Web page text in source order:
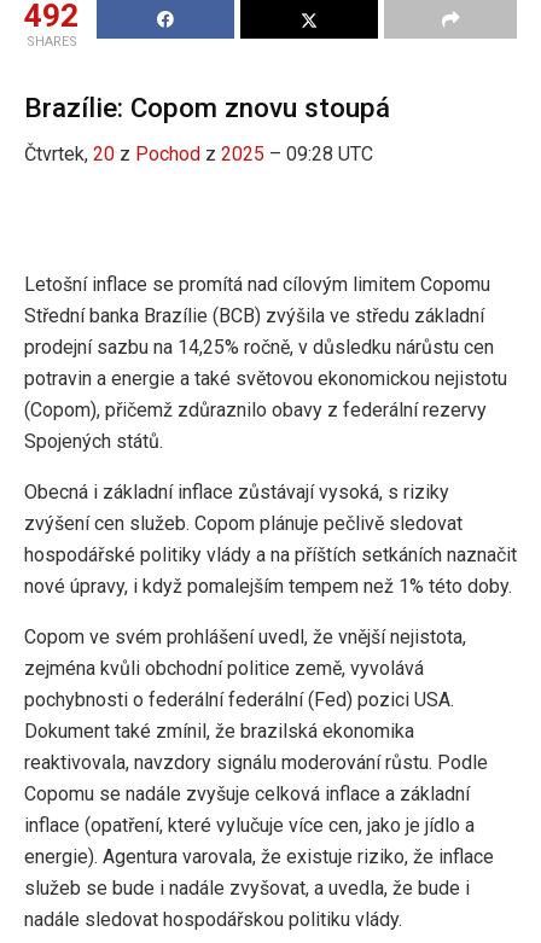
492
SHARES
Brazílie: Copom znovu stoupá
Čtvrtek, 20 z Pochod z 2025 – 09:28 UTC
Letošní inflace se promítá nad cílovým limitem Copomu
Střední banka Brazílie (BCB) zvýšila ve středu základní
prodejní sazbu na 14,25% ročně, v důsledku nárůstu cen
potravin a energie a také světovou ekonomickou nejistotu
(Copom), přičemž zdůraznilo obavy z federální rezervy
Spojených států.
Obecná i základní inflace zůstávají vysoká, s riziky
zvýšení cen služeb. Copom plánuje pečlivě sledovat
hospodářské politiky vlády a na příštích setkáních naznačit
nové úpravy, i když pomalejším tempem než 1% této doby.
Copom ve svém prohlášení uvedl, že vnější nejistota,
zejména kvůli obchodní politice země, vyvolává
pochybnosti o federální federální (Fed) pozici USA.
Dokument také zmínil, že brazilská ekonomika
reaktivovala, navzdory signálu moderování růstu. Podle
Copomu se nadále zvyšuje celková inflace a základní
inflace (opatření, které vylučuje více cen, jako je jídlo a
energie). Agentura varovala, že existuje riziko, že inflace
služeb se bude i nadále zvyšovat, a uvedla, že bude i
nadále sledovat hospodářskou politiku vlády.